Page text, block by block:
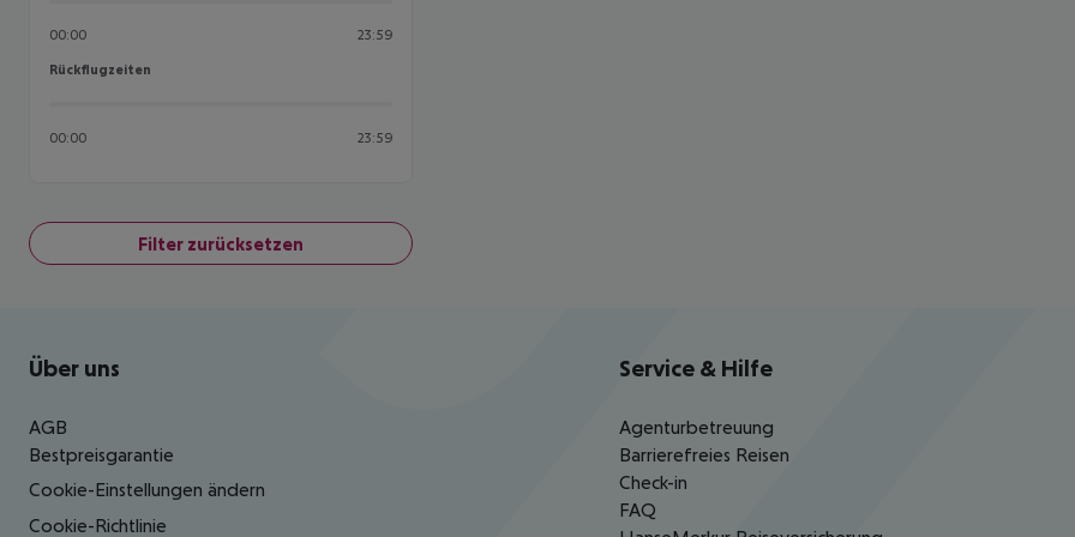
00:00 23:59
Rückflugzeiten
Rückflugzeiten
00:00 23:59
Filter zurücksetzen
Footer navigation
Über uns
AGB
Bestpreisgarantie
Cookie-Einstellungen ändern
Cookie-Richtlinie
Service & Hilfe
Agenturbetreuung
Barrierefreies Reisen
Check-in
FAQ